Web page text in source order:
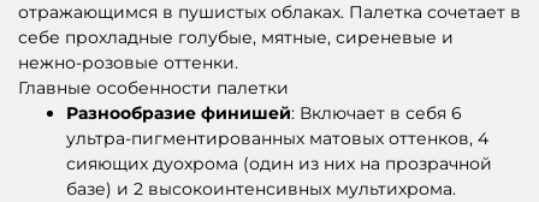
отражающимся в пушистых облаках. Палетка сочетает в
себе прохладные голубые, мятные, сиреневые и
нежно-розовые оттенки.
Главные особенности палетки
Разнообразие финишей: Включает в себя 6
ультра-пигментированных матовых оттенков, 4
сияющих дуохрома (один из них на прозрачной
базе) и 2 высокоинтенсивных мультихрома.